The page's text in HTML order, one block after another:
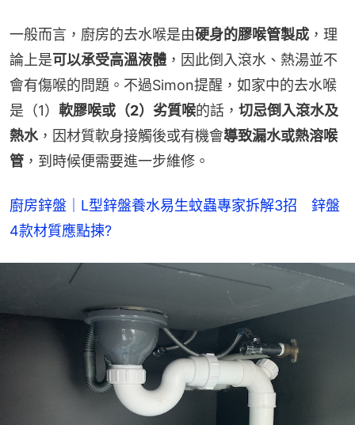
一般而言，廚房的去水喉是由硬身的膠喉管製成 ，理
論上是可以承受高溫液體 ，因此倒入滾水、熱湯並不
會有傷喉的問題。不過Simon提醒，如家中的去水喉
是（1） 軟膠喉或（2）劣質喉的話， 切忌倒入滾水及
熱水，因材質軟身接觸後或有機會導致漏水或熱溶喉
管 ，到時候便需要進一步維修。
廚房鋅盤｜L型鋅盤養水易生蚊蟲專家拆解3招　鋅盤
4款材質應點揀?